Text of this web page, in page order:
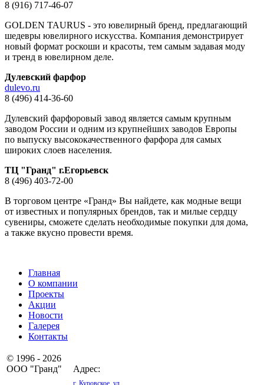
8 (916) 717-46-07
GOLDEN TAURUS - это ювелирный бренд, предлагающий
шедевры ювелирного искусства. Компания демонстрирует
новый формат роскоши и красоты, тем самым задавая моду
и тренд в ювелирном деле.
Дулевский фарфор
dulevo.ru
8 (496) 414-36-60
Дулевский фарфоровый завод является самым крупным
заводом России и одним из крупнейших заводов Европы
по выпуску высококачественного фарфора для самых
широких слоев населения.
ТЦ "Гранд" г.Егорьевск
8 (496) 403-72-00
В торговом центре «Гранд» Вы найдете, как модные вещи
от известных и популярных брендов, так и милые сердцу
сувениры, сможете сделать необходимые покупки для дома,
а также вкусно провести время.
Главная
О компании
Проекты
Акции
Новости
Галерея
Контакты
© 1996 - 2026
ООО "Гранд"
Адрес:
г. Куровское, ул.